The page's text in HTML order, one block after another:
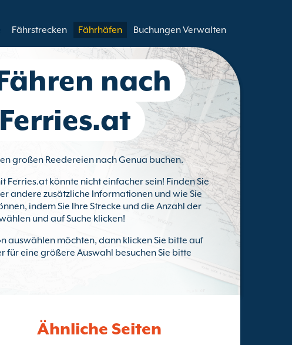
Fährstrecken Fährhäfen Buchungen Verwalten
nach
großen Reedereien nach Genua buchen.
Ferries.at könnte nicht einfacher sein! Finden Sie
andere zusätzliche Informationen und wie Sie
indem Sie Ihre Strecke und die Anzahl der
und auf Suche klicken!
auswählen möchten, dann klicken Sie bitte auf
für eine größere Auswahl besuchen Sie bitte
Ähnliche Seiten